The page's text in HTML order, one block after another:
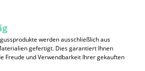
werden ausschließlich aus
gefertigt. Dies garantiert Ihnen
Freude und Verwendbarkeit Ihrer gekauften